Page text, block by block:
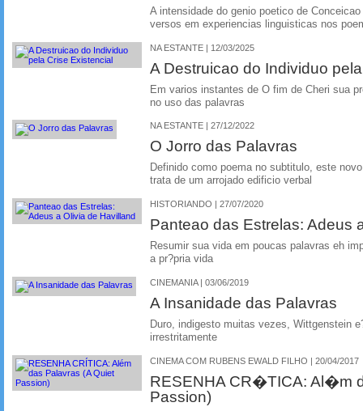
A intensidade do genio poetico de
versos em experiencias linguisticas nos
NA ESTANTE | 12/03/2025
A Destruicao do Individuo
Em varios instantes de O fim de Cheri sua
no uso das palavras
NA ESTANTE | 27/12/2022
O Jorro das Palavras
Definido como poema no subtitulo, este
trata de um arrojado edificio verbal
HISTORIANDO | 27/07/2020
Panteao das Estrelas: Adeus
Resumir sua vida em poucas palavras eh
a pr?pria vida
CINEMANIA | 03/06/2019
A Insanidade das Palavras
Duro, indigesto muitas vezes, Wittgenstein
irrestritamente
CINEMA COM RUBENS EWALD FILHO | 20/04/2017
RESENHA CR�TICA: Al�m
Passion)